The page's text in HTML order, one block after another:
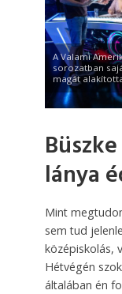
A Valami
sorozatban
magát
lánya
Mint
sem tud
középiskolás,
Hétvégén
általában én